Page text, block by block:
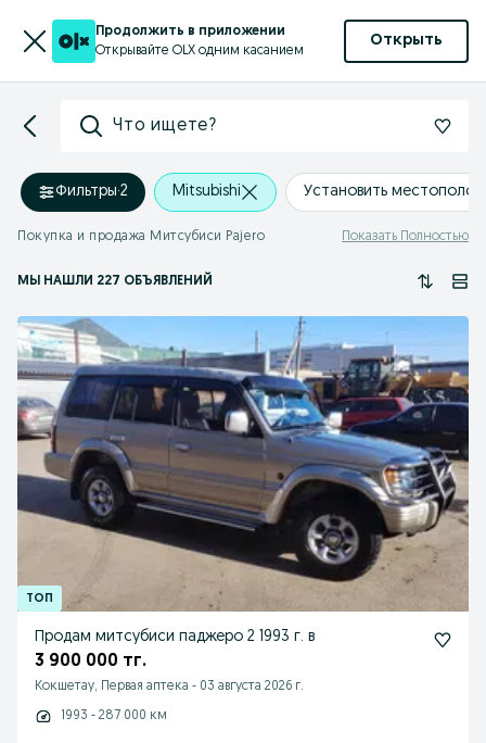
Продолжить в приложении
Открывайте OLX одним касанием
Открыть
Что ищете?
Фильтры·2 Mitsubishi Установить
Покупка и продажа Митсубиси Pajero Показать Полностью
МЫ НАШЛИ 227 ОБЪЯВЛЕНИЙ
Продам митсубиси паджеро 2 1993 г. в
3 900 000 тг.
Кокшетау, Первая аптека - 03 августа 2026 г.
1993 - 287 000 км